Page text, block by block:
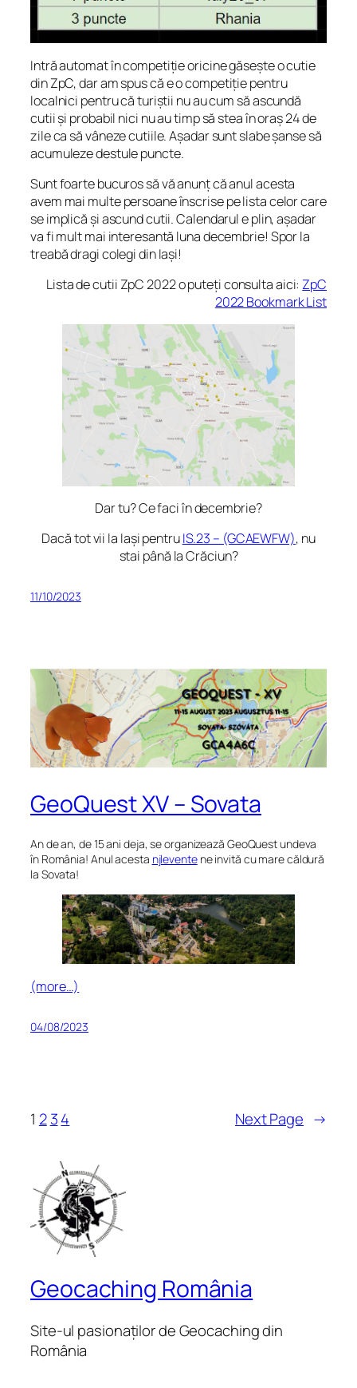
Intră automat în competiție oricine găsește o cutie
din ZpC, dar am spus că e o competiție pentru
localnici pentru că turiștii nu au cum să ascundă
cutii și probabil nici nu au timp să stea în oraș 24 de
zile ca să vâneze cutiile. Așadar sunt slabe șanse să
acumuleze destule puncte.
Sunt foarte bucuros să vă anunț că anul acesta
avem mai multe persoane înscrise pe lista celor care
se implică și ascund cutii. Calendarul e plin, așadar
va fi mult mai interesantă luna decembrie! Spor la
treabă dragi colegi din Iași!
Lista de cutii ZpC 2022 o puteți consulta aici: ZpC
2022 Bookmark List
Dar tu? Ce faci în decembrie?
Dacă tot vii la Iași pentruIS.23 – (GCAEWFW), nu
stai până la Crăciun?
11/10/2023
GeoQuest XV – Sovata
An de an, de 15 ani deja, se organizează GeoQuest undeva
în România! Anul acesta njleventene invită cu mare căldură
la Sovata!
(more…)
04/08/2023
1 2 34 Next Page →
Geocaching România
Site-ul pasionaților de Geocaching din
România